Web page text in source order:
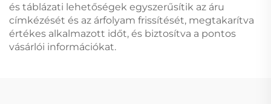
és táblázati lehetőségek egyszerűsítik az áru
címkézését és az árfolyam frissítését, megtakarítva
értékes alkalmazott időt, és biztosítva a pontos
vásárlói információkat.